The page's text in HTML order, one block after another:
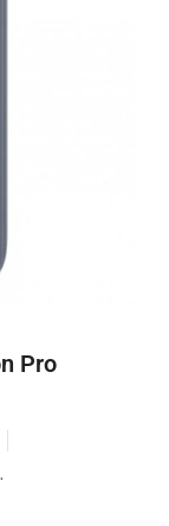
Pro